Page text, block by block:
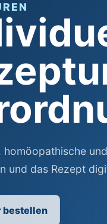
homöopathische
und das Rezept
bestellen